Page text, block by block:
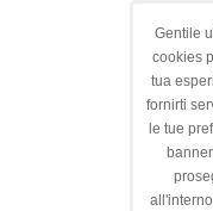
Gentile
cookies
tua
fornirti
le tue